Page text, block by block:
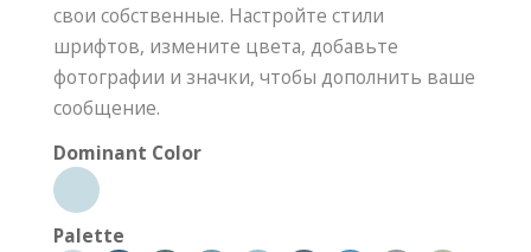
свои собственные. Настройте стили
шрифтов, измените цвета, добавьте
фотографии и значки, чтобы дополнить ваше
сообщение.
Dominant Color
Palette